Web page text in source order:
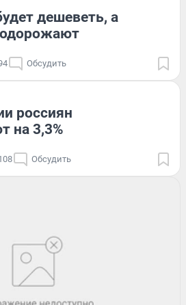
дешеветь, а
Обсудить
россиян
на 3,3%
Обсудить